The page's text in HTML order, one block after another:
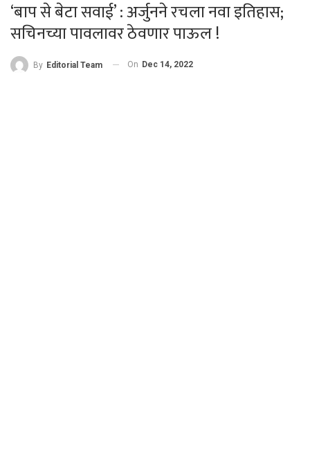
‘बाप से बेटा सवाई’ : अर्जुनने रचला नवा इतिहास;
सचिनच्या पावलावर ठेवणार पाऊल !
By Editorial Team On Dec 14, 2022